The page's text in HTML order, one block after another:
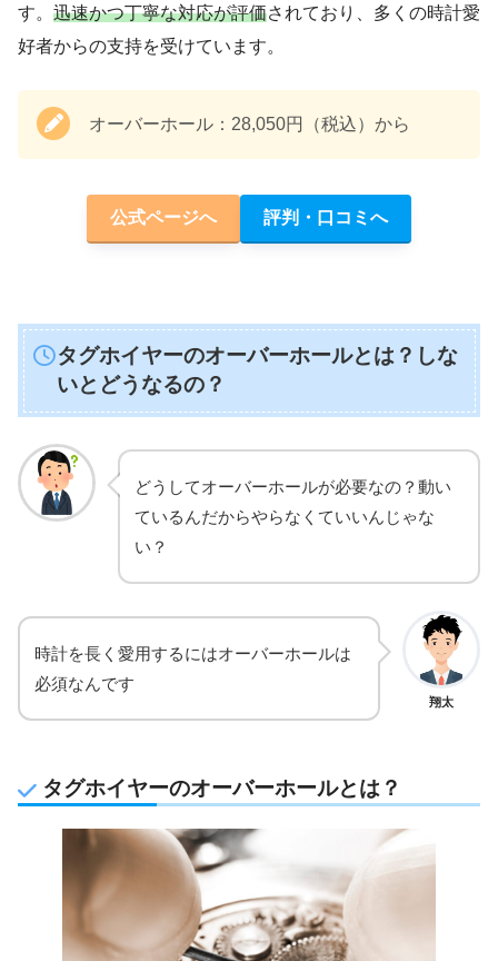
す。 迅速かつ丁寧な対応が評価されており、多くの時計愛
好者からの支持を受けています。
オーバーホール：28,050円（税込）から
公式ページへ 評判・口コミへ
タグホイヤーのオーバーホールとは？しな
いとどうなるの？
どうしてオーバーホールが必要なの？動い
ているんだからやらなくていいんじゃな
い？
翔太
時計を長く愛用するにはオーバーホールは
必須なんです
タグホイヤーのオーバーホールとは？